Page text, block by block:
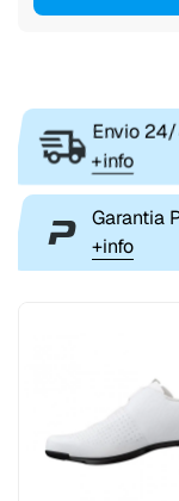
Envio
+info
Garantia
+info